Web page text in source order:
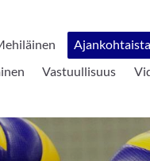
Ajankohtaista
Vastuullisuus